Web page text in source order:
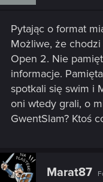
Pytając o format
Możliwe, że
Open 2. Nie
informacje.
spotkali się swim i
oni wtedy grali, o
GwentSlam? Ktoś
Marat87